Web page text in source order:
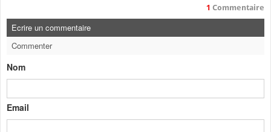
1 Commentaire
Ecrire un commentaire
Commenter
Nom
Email